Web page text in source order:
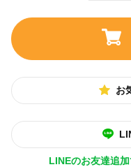
お
LINEのお友達追